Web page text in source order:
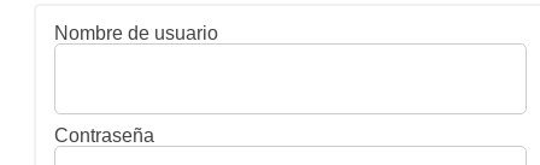
Nombre de usuario
Contraseña